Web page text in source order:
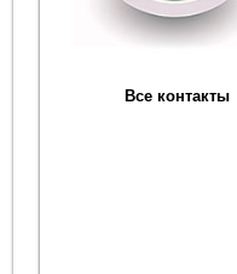
Все контакты